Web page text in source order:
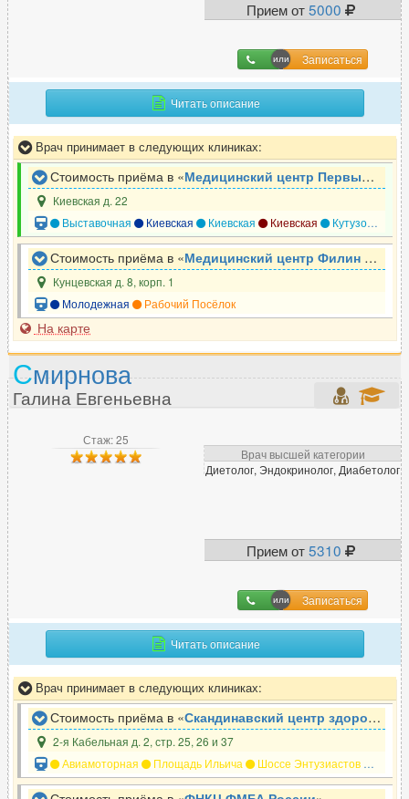
987
622
617
Трансфузиолог 24
Трихолог 334
У
УЗИ-специалист
Уролог 558
Уролог-андролог 312
Ф
Физиотерапевт 226
Флеболог 242
Фониатр 20
881
Цефалголог 43
Ч
Челюстно-лицевой хирург 141
Прием от5000
Записаться
Читать описание
Врач принимает в следующих клиниках:
Стоимость приёма в «Медицинский центр Первый Доктор
Киевская д. 22
Выставочная
Киевская Киевская Киевская Кутузовская
Стоимость приёма в «Медицинский центр Филин Гуд
Кунцевская д. 8, корп. 1
Молодежная
Рабочий Посёлок
На карте
Стаж: 25
Врач высшей категории
Диетолог, Эндокринолог, Диабетолог
Прием от5310
Записаться
Смирнова
Галина Евгеньевна
Читать описание
Врач принимает в следующих клиниках:
Стоимость приёма в «Скандинавский центр здоровья
2-я Кабельная д. 2, стр. 25, 26 и 37
Авиамоторная
Площадь Ильича Шоссе Энтузиастов